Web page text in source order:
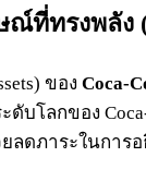
ที่ทรงพลัง
ของ Coca-
ดับโลกของ
ดภาระในการ